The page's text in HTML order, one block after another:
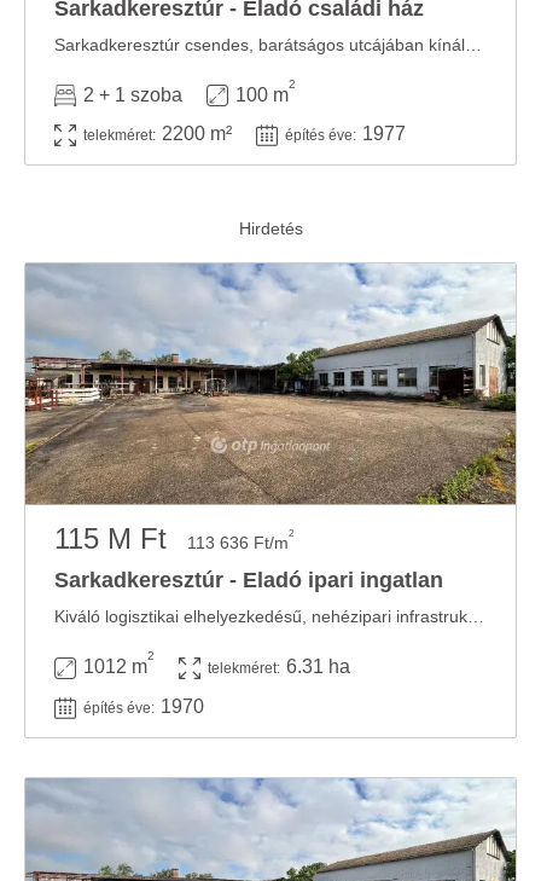
Sarkadkeresztúr - Eladó családi ház
2 + 1 szoba 100 m
2
telekméret: 2200 m² építés éve: 1977
115 M Ft 113 636 Ft/m2
Sarkadkeresztúr - Eladó ipari ingatlan
1012 m
2
telekméret: 6.31 ha
építés éve: 1970